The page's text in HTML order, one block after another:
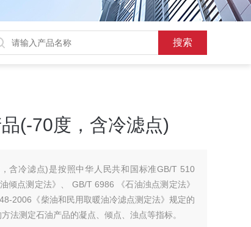
(-70度，含冷滤点)
含冷滤点)是按照中华人民共和国标准GB/T 510
倾点测定法》、 GB/T 6986 《石油浊点测定法》
2006《柴油和民用取暖油冷滤点测定法》规定的
法测定石油产品的凝点、倾点、浊点等指标。